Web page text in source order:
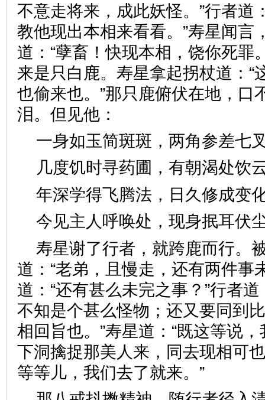
不意走将来，成此妖怪。”行者道
教他现出本相来看看。”寿星闻言
道：“孽畜！快现本相，饶你死罪
来是只白鹿。寿星拿起拐杖道：“
也偷来也。”那只鹿俯伏在地，口
泪。但见他：
一身如玉简斑斑，两角参
几度饥时寻药圃，有朝渴
年深学得飞腾法，日久修
今见主人呼唤处，现身抿
寿星谢了行者，就跨鹿而行。
道：“老弟，且慢走，还有两件事
道：“还有甚么未完之事？”行者
不知是个甚么怪物；还又要同到
相回旨也。”寿星道：“既这等说
下洞擒捉那美人来，同去现相可
等等儿，我们去了就来。”